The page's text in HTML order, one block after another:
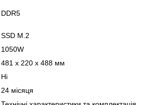
DDR5
SSD M.2
1050W
481 x 220 x 488 мм
Ні
24 місяця